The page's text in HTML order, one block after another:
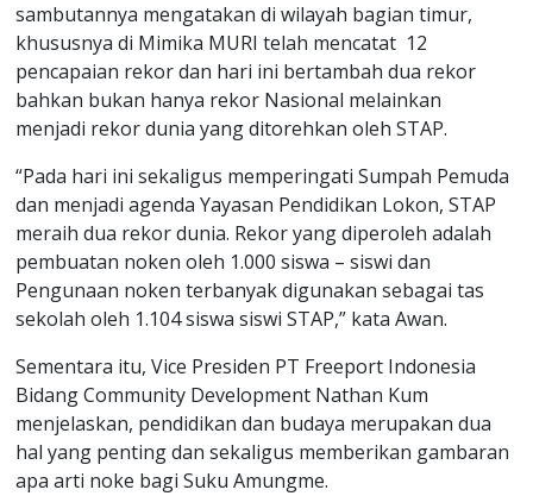
sambutannya mengatakan di wilayah bagian timur,
khususnya di Mimika MURI telah mencatat 12
pencapaian rekor dan hari ini bertambah dua rekor
bahkan bukan hanya rekor Nasional melainkan
menjadi rekor dunia yang ditorehkan oleh STAP.
“Pada hari ini sekaligus memperingati Sumpah Pemuda
dan menjadi agenda Yayasan Pendidikan Lokon, STAP
meraih dua rekor dunia. Rekor yang diperoleh adalah
pembuatan noken oleh 1.000 siswa – siswi dan
Pengunaan noken terbanyak digunakan sebagai tas
sekolah oleh 1.104 siswa siswi STAP,” kata Awan.
Sementara itu, Vice Presiden PT Freeport Indonesia
Bidang Community Development Nathan Kum
menjelaskan, pendidikan dan budaya merupakan dua
hal yang penting dan sekaligus memberikan gambaran
apa arti noke bagi Suku Amungme.